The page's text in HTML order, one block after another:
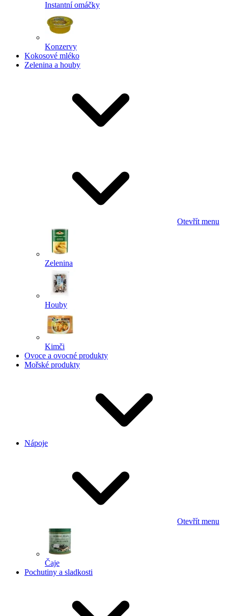
Instantní omáčky
Konzervy
Kokosové mléko
Zelenina a houby
Otevřít menu
Zelenina
Houby
Kimči
Ovoce a ovocné produkty
Mořské produkty
Nápoje
Otevřít menu
Čaje
Pochutiny a sladkosti